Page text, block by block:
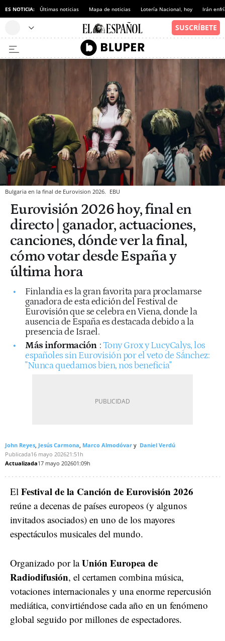
ES NOTICIA: Últimas noticias Mapa de noticias Lotería Nacional, hoy Irán
Bulgaria en la final de Eurovision 2026. EBU
Eurovisión 2026 hoy, final en
directo | ganador, actuaciones,
canciones, dónde ver la final,
cómo votar desde España y
última hora
Finlandia es la gran favorita para proclamarse
ganadora de esta edición del Festival de
Eurovisión que se celebra en Viena, donde la
ausencia de España es destacada debido a la
presencia de Israel.
Más información :Tony Grox y LucyCalys, los
españoles sin Eurovisión por el veto de Sánchez:
"Nunca quedamos bien, nos beneficia"
John Reyes Jesús Carmona Marco Almodóvar
Daniel Verdú
Publicada16 mayo 202621:51h
Actualizada17 mayo 202601:09h
El Festival de la Canción de Eurovisión 2026
reúne a decenas de países europeos (y algunos
invitados asociados) en uno de los mayores
espectáculos musicales del mundo.
Organizado por laUnión Europea de
Radiodifusión, el certamen combina música,
votaciones internacionales y una enorme repercusión
mediática, convirtiéndose cada año en un fenómeno
global seguido por millones de espectadores.